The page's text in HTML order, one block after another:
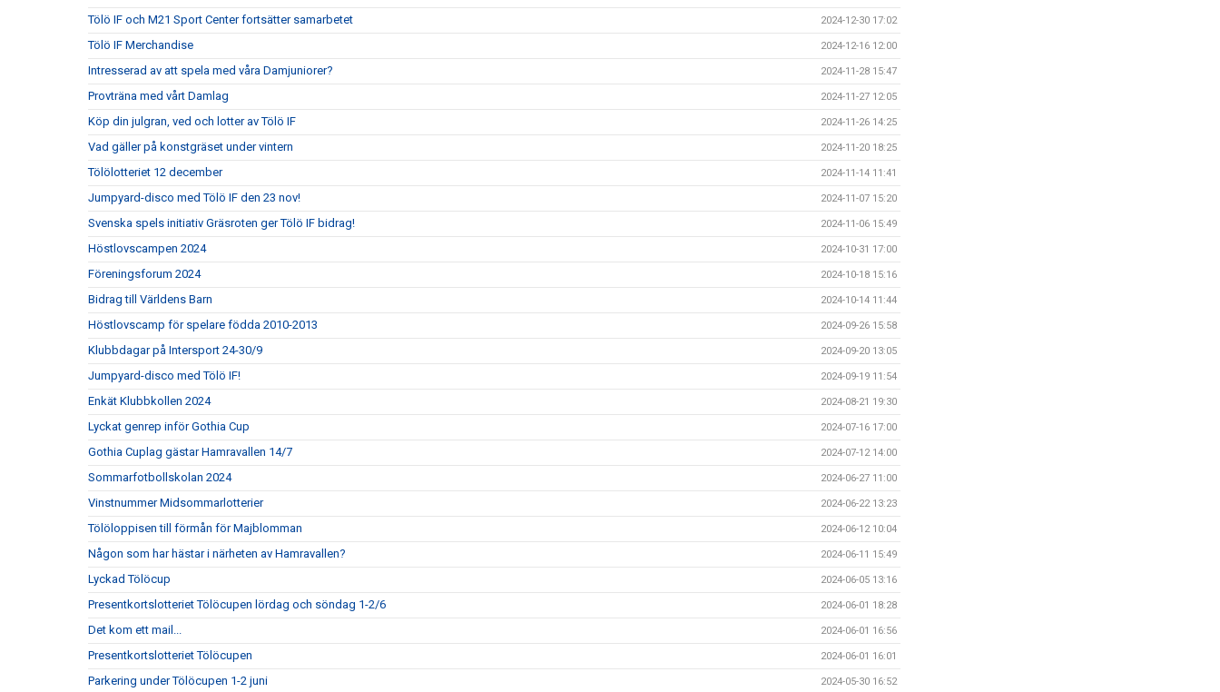
Tölö IF och M21 Sport Center fortsätter samarbetet 2024-12-30 17:02
Tölö IF Merchandise 2024-12-16 12:00
Intresserad av att spela med våra Damjuniorer? 2024-11-28 15:47
Provträna med vårt Damlag 2024-11-27 12:05
Köp din julgran, ved och lotter av Tölö IF 2024-11-26 14:25
Vad gäller på konstgräset under vintern 2024-11-20 18:25
Tölölotteriet 12 december 2024-11-14 11:41
Jumpyard-disco med Tölö IF den 23 nov! 2024-11-07 15:20
Svenska spels initiativ Gräsroten ger Tölö IF bidrag! 2024-11-06 15:49
Höstlovscampen 2024 2024-10-31 17:00
Föreningsforum 2024 2024-10-18 15:16
Bidrag till Världens Barn 2024-10-14 11:44
Höstlovscamp för spelare födda 2010-2013 2024-09-26 15:58
Klubbdagar på Intersport 24-30/9 2024-09-20 13:05
Jumpyard-disco med Tölö IF! 2024-09-19 11:54
Enkät Klubbkollen 2024 2024-08-21 19:30
Lyckat genrep inför Gothia Cup 2024-07-16 17:00
Gothia Cuplag gästar Hamravallen 14/7 2024-07-12 14:00
Sommarfotbollskolan 2024 2024-06-27 11:00
Vinstnummer Midsommarlotterier 2024-06-22 13:23
Tölöloppisen till förmån för Majblomman 2024-06-12 10:04
Någon som har hästar i närheten av Hamravallen? 2024-06-11 15:49
Lyckad Tölöcup 2024-06-05 13:16
Presentkortslotteriet Tölöcupen lördag och söndag 1-2/6 2024-06-01 18:28
Det kom ett mail... 2024-06-01 16:56
Presentkortslotteriet Tölöcupen 2024-06-01 16:01
Parkering under Tölöcupen 1-2 juni 2024-05-30 16:52